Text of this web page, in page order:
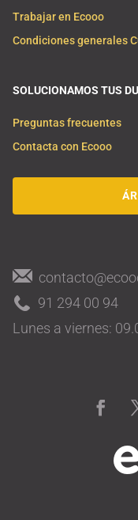
Trabajar en Ecooo
Condiciones generales
SOLUCIONAMOS TUS
Preguntas frecuentes
Contacta con Ecooo
91 294 00 94
Lunes a viernes: